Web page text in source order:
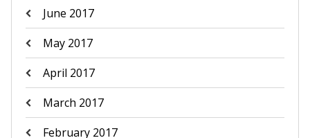
June 2017
May 2017
April 2017
March 2017
February 2017